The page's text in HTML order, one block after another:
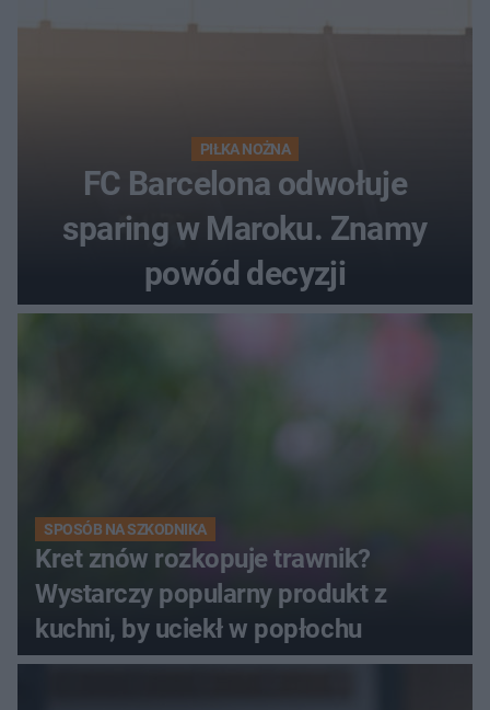
PIŁKA NOŻNA
FC Barcelona odwołuje
sparing w Maroku. Znamy
powód decyzji
SPOSÓB NA SZKODNIKA
Kret znów rozkopuje trawnik?
Wystarczy popularny produkt z
kuchni, by uciekł w popłochu